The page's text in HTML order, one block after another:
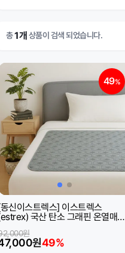
총1개상품이 검색 되었습니다.
49%
신이스트렉스] 이스트렉스
국산 탄소 그래핀 온열매트
원49%
원